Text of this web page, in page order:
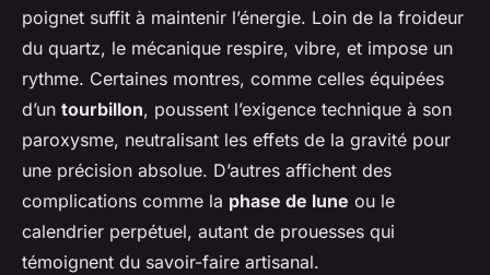
poignet suffit à maintenir l’énergie. Loin de la froideur
du quartz, le mécanique respire, vibre, et impose un
rythme. Certaines montres, comme celles équipées
d’un tourbillon, poussent l’exigence technique à son
paroxysme, neutralisant les effets de la gravité pour
une précision absolue. D’autres affichent des
complications comme la phase de lune ou le
calendrier perpétuel, autant de prouesses qui
témoignent du savoir-faire artisanal.